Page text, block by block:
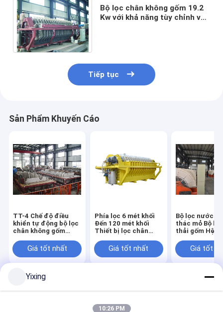
Bộ lọc chân không gốm 19.2
Kw với khả năng tùy chỉnh và
Tiếp tục
Sản Phẩm Khuyến Cáo
TT-4 Chế độ điều
khiển tự động bộ lọc
chân không gốm
ngành khai thác mỏ,
cung cấp các giải
Giá tốt nhất
Phía lọc 6 mét khối
Đến 120 mét khối
Thiết bị lọc chân
tiết kiệm năng lượng
được thiết kế để lọc
Giá tốt nhất
Bộ lọc nước
thác mỏ Bộ
thải gốm Hệ
gốm tạo điều
cho môi
nước thải
Giá tốt
tôi
tôi
Site
Sitemap
Privacy Policy
Yixing
10:26 PM